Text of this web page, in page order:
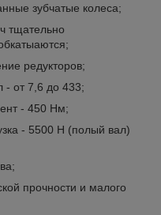
зубчатые колеса;
тщательно
редукторов;
- от 7,6 до 433;
- 450 Нм;
- 5500 Н (полый вал)
прочности и малого